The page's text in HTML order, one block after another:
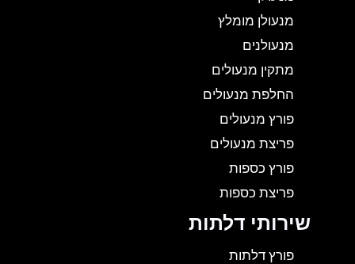
מנעולן מומלץ
מנעולנים
מתקין מנעולים
החלפת מנעולים
פורץ מנעולים
פריצת מנעולים
פורץ כספות
פריצת כספות
שירותי דלתות
פורץ דלתות